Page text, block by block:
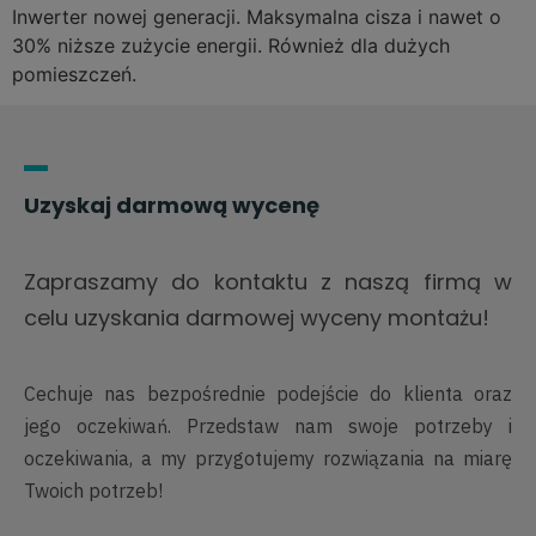
Inwerter nowej generacji. Maksymalna cisza i nawet o
30% niższe zużycie energii. Również dla dużych
pomieszczeń.
Uzyskaj darmową wycenę
Zapraszamy do kontaktu z naszą firmą w
celu uzyskania darmowej wyceny montażu!
Cechuje nas bezpośrednie podejście do klienta oraz
jego oczekiwań. Przedstaw nam swoje potrzeby i
oczekiwania, a my przygotujemy rozwiązania na miarę
Twoich potrzeb!